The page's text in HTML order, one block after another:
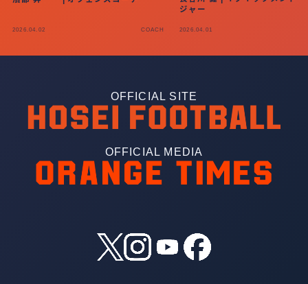
2026.04.02 COACH
ジャー
2026.04.01
OFFICIAL SITE
OFFICIAL MEDIA